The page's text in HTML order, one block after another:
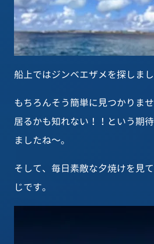
船上ではジンベエザメを探しまし
もちろんそう簡単に見つかりま
居るかも知れない！！という期
ましたね～。
そして、毎日素敵な夕焼けを見
じです。